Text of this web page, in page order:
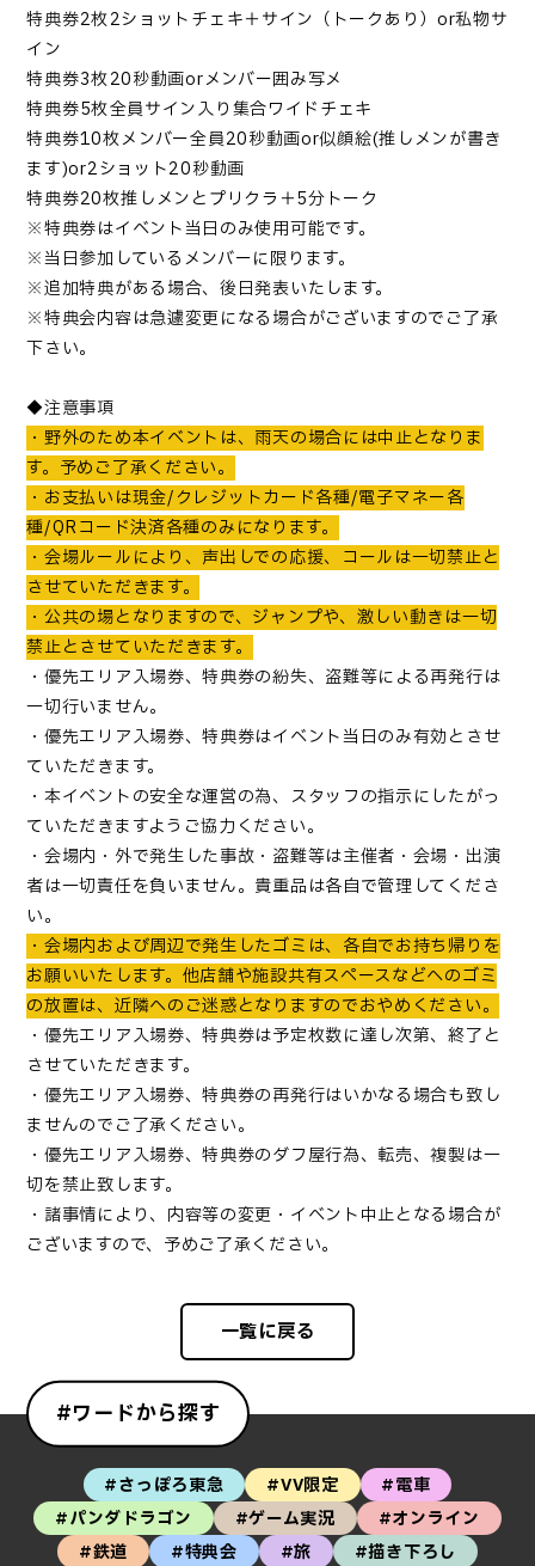
特典券2枚→2ショットチェキ＋サイン（トークあり） or私物サ
イン
特典券3枚→20秒動画orメンバー囲み写メ
特典券5枚→全員サイン入り集合ワイドチェキ
特典券10枚→メンバー全員20秒動画or似顔絵(推しメンが書き
ます)or2ショット20秒動画
特典券20枚→推しメンとプリクラ＋5分トーク
※特典券はイベント当日のみ使用可能です。
※当日参加しているメンバーに限ります。
※追加特典がある場合、後日発表いたします。
※特典会内容は急遽変更になる場合がございますのでご了承
下さい。
◆注意事項
・野外のため本イベントは、雨天の場合には中止となりま
す。予めご了承ください。
・お支払いは現金/クレジットカード各種/電子マネー各
種/QRコード決済各種のみになります。
・会場ルールにより、声出しでの応援、コールは一切禁止と
させていただきます。
・公共の場となりますので、ジャンプや、激しい動きは一切
禁止とさせていただきます。
・優先エリア入場券、特典券の紛失、盗難等による再発行は
一切行いません。
・優先エリア入場券、特典券はイベント当日のみ有効とさせ
ていただきます。
・本イベントの安全な運営の為、スタッフの指示にしたがっ
ていただきますようご協力ください。
・会場内・外で発生した事故・盗難等は主催者・会場・出演
者は一切責任を負いません。貴重品は各自で管理してくださ
い。
・会場内および周辺で発生したゴミは、各自でお持ち帰りを
お願いいたします。他店舗や施設共有スペースなどへのゴミ
の放置は、近隣へのご迷惑となりますのでおやめください。
・優先エリア入場券、特典券は予定枚数に達し次第、終了と
させていただきます。
・優先エリア入場券、特典券の再発行はいかなる場合も致し
ませんのでご了承ください。
・優先エリア入場券、特典券のダフ屋行為、転売、複製は一
切を禁止致します。
・諸事情により、内容等の変更・イベント中止となる場合が
ございますので、予めご了承ください。
一覧に戻る
#ワードから探す
#さっぽろ東急 #VV限定
#電車
#パンダドラゴン
#ゲーム実況
#オンライン
#鉄道
#特典会 #旅
#描き下ろし